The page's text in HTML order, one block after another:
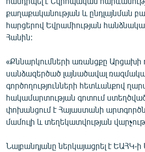
ՏԵՍԱՆՅՈՒԹԵՐ
ԲԱՆԱՎԵՃ
ՓՈԴՔԱՍԹ
Հայերեն
English
քաղաքականության և ընդլայնման
հարցերով Եվրամիության
Հանին:
«Քննարկումների առանցքը Արցախի
սանձազերծած լայնածավալ
գործողությունների հետևանքով
հակամարտության գոտում
փոխանցում է Հայաստանի
մամուլի և տեղեկատվության
Նալբանդյանը ներկայացրել է ԵԱՀԿ-